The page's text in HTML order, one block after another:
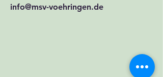
info@msv-voehringen.de